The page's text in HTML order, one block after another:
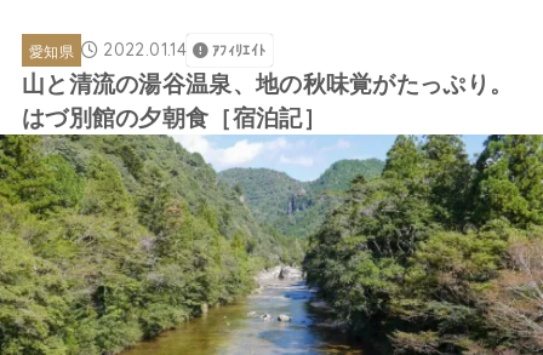
愛知県 2022.01.14 ｱﾌｨﾘｴｲﾄ
山と清流の湯谷温泉、地の秋味覚がたっぷり。
はづ別館の夕朝食［宿泊記］